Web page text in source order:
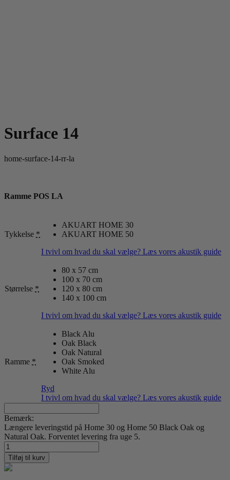
Surface 14
home-surface-14-rr-la
Ramme POS LA
Tykkelse *
AKUART HOME 30
AKUART HOME 50
I tvivl om hvad du skal vælge? Læs vores akustik guide
Størrelse *
80 x 57 cm
100 x 70 cm
120 x 80 cm
140 x 100 cm
I tvivl om hvad du skal vælge? Læs vores akustik guide
Ramme *
Black Alu
Oak Black
Oak Natural
Oak Smoked
White Alu
Ryd
I tvivl om hvad du skal vælge? Læs vores akustik guide
Bemærk:
Længere leveringstid på Home 30 og Home 50 Black Oak og
Natural Oak. Forventet levering fra uge 5.
Surface
14
antal
Tilføj til kurv